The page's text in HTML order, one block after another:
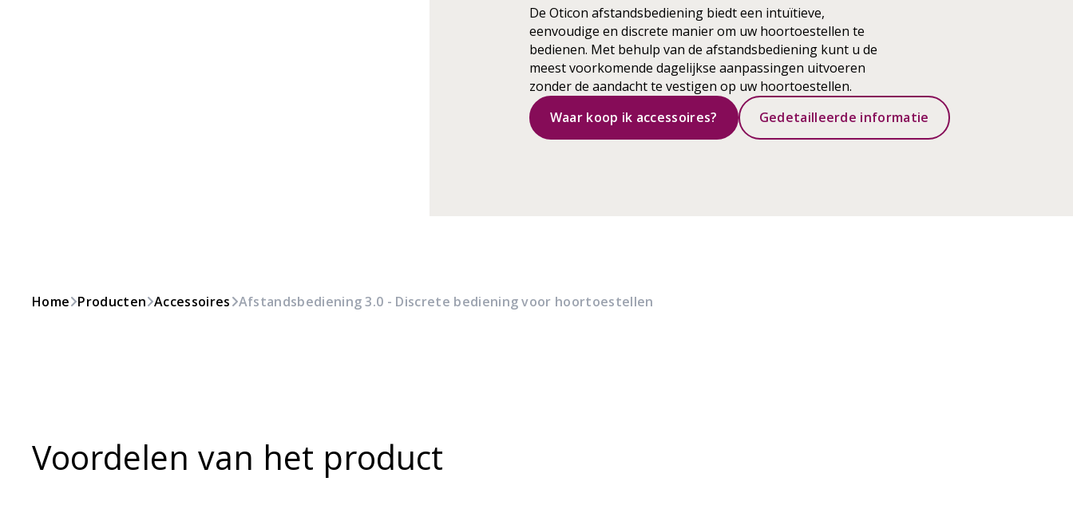
De Oticon afstandsbediening biedt een intuïtieve,
eenvoudige en discrete manier om uw hoortoestellen te
bedienen. Met behulp van de afstandsbediening kunt u de
meest voorkomende dagelijkse aanpassingen uitvoeren
zonder de aandacht te vestigen op uw hoortoestellen.
Waar koop ik accessoires?
Gedetailleerde informatie
Home Producten Accessoires Afstandsbediening 3.0 - Discrete bediening voor hoortoestellen
Voordelen van het product